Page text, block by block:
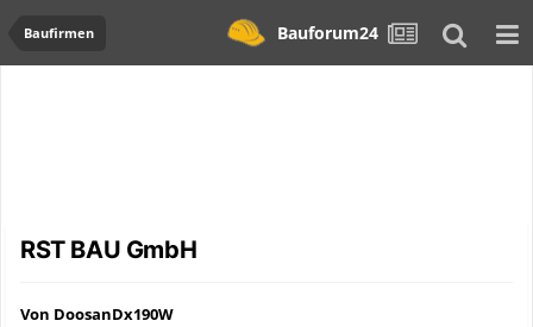
Baufirmen Bauforum24
RST BAU GmbH
Von DoosanDx190W